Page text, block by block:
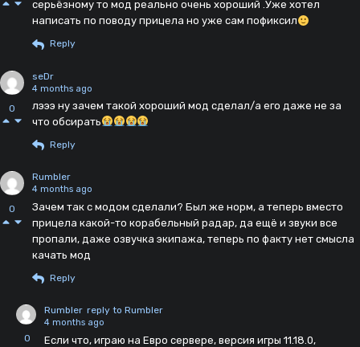
серьёзному то мод реально очень хороший .Уже хотел
написать по поводу прицела но уже сам пофиксил
Reply
0
seDr
4 months ago
лэээ ну зачем такой хороший мод сделал/а его даже не за
что обсирать
Reply
0
Rumbler
4 months ago
Зачем так с модом сделали? Был же норм, а теперь вместо
прицела какой-то корабельный радар, да ещё и звуки все
пропали, даже озвучка экипажа, теперь по факту нет смысла
качать мод
Reply
0
Rumbler reply to Rumbler
4 months ago
Если что, играю на Евро сервере, версия игры 11.18.0,